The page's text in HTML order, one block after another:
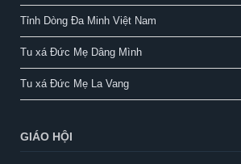
Tỉnh Dòng Đa Minh Việt Nam
Tu xá Đức Mẹ Dâng Mình
Tu xá Đức Mẹ La Vang
GIÁO HỘI